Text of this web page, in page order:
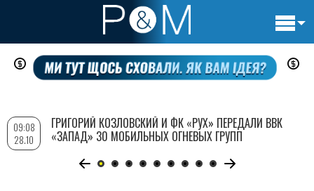
Перейти
содержанию
09:08
28.10
ГРИГОРИЙ КОЗЛОВСКИЙ И ФК «РУХ» ПЕРЕДАЛИ ВВК
«ЗАПАД» 30 МОБИЛЬНЫХ ОГНЕВЫХ ГРУПП